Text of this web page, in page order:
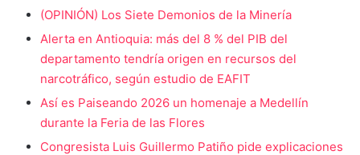
(OPINIÓN) Los Siete Demonios de la Minería
Alerta en Antioquia: más del 8 % del PIB del
departamento tendría origen en recursos del
narcotráfico, según estudio de EAFIT
Así es Paiseando 2026 un homenaje a Medellín
durante la Feria de las Flores
Congresista Luis Guillermo Patiño pide explicaciones